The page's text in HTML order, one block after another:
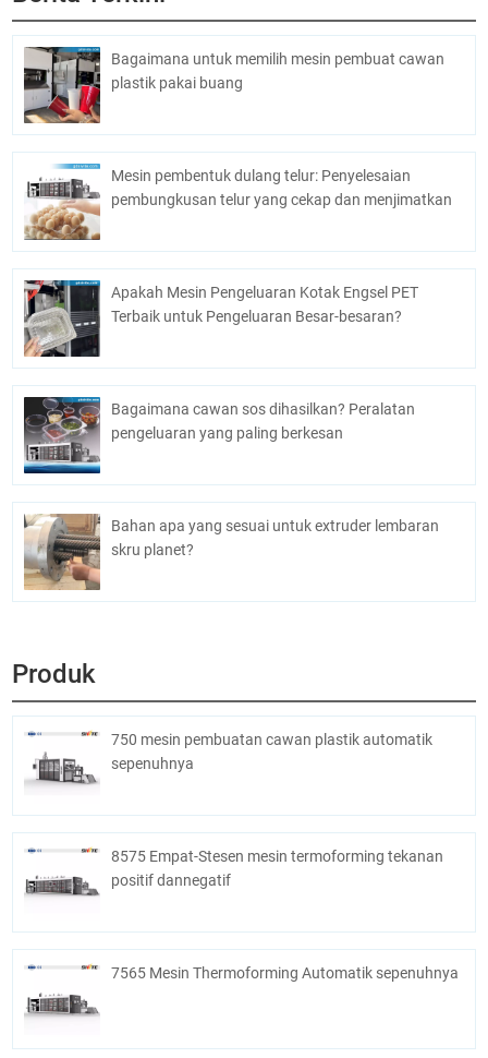
Bagaimana untuk memilih mesin pembuat cawan
plastik pakai buang
Mesin pembentuk dulang telur: Penyelesaian
pembungkusan telur yang cekap dan menjimatkan
Apakah Mesin Pengeluaran Kotak Engsel PET
Terbaik untuk Pengeluaran Besar-besaran?
Bagaimana cawan sos dihasilkan? Peralatan
pengeluaran yang paling berkesan
Bahan apa yang sesuai untuk extruder lembaran
skru planet?
Produk
750 mesin pembuatan cawan plastik automatik
sepenuhnya
8575 Empat-Stesen mesin termoforming tekanan
positif dannegatif
7565 Mesin Thermoforming Automatik sepenuhnya